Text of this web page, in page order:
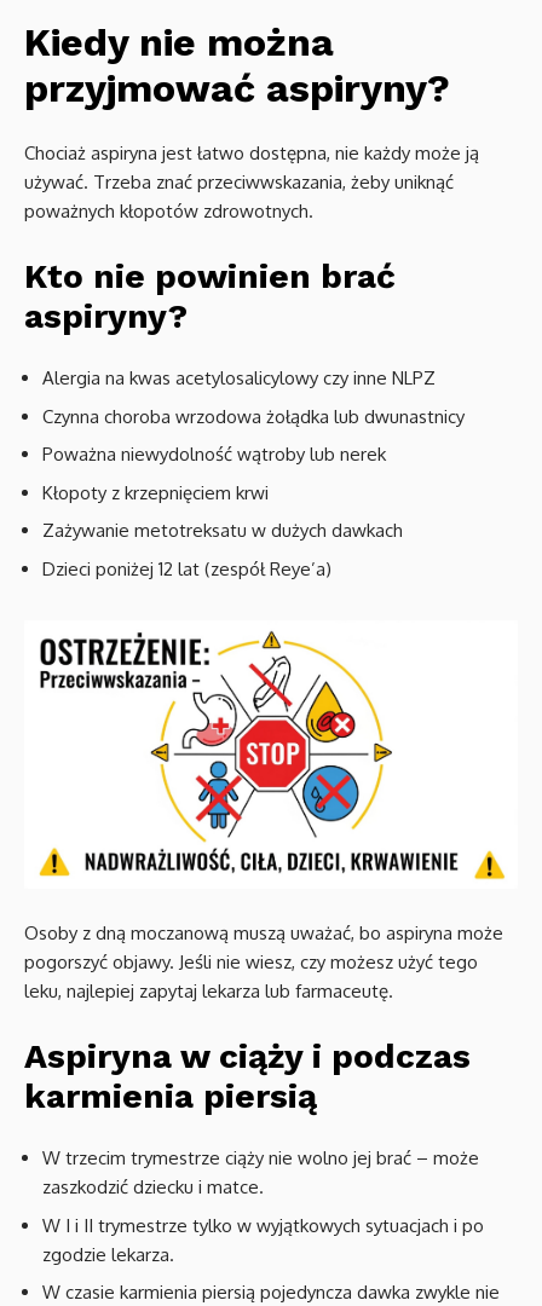
Kiedy nie można
przyjmować aspiryny?
Chociaż aspiryna jest łatwo dostępna, nie każdy może ją
używać. Trzeba znać przeciwwskazania, żeby uniknąć
poważnych kłopotów zdrowotnych.
Kto nie powinien brać
aspiryny?
Alergia na kwas acetylosalicylowy czy inne NLPZ
Czynna choroba wrzodowa żołądka lub dwunastnicy
Poważna niewydolność wątroby lub nerek
Kłopoty z krzepnięciem krwi
Zażywanie metotreksatu w dużych dawkach
Dzieci poniżej 12 lat (zespół Reye’a)
Osoby z dną moczanową muszą uważać, bo aspiryna może
pogorszyć objawy. Jeśli nie wiesz, czy możesz użyć tego
leku, najlepiej zapytaj lekarza lub farmaceutę.
Aspiryna w ciąży i podczas
karmienia piersią
W trzecim trymestrze ciąży nie wolno jej brać – może
zaszkodzić dziecku i matce.
W I i II trymestrze tylko w wyjątkowych sytuacjach i po
zgodzie lekarza.
W czasie karmienia piersią pojedyncza dawka zwykle nie